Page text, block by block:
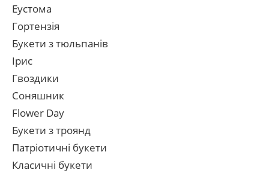
Еустома
Гортензія
Букети з тюльпанів
Ірис
Гвоздики
Соняшник
Flower Day
Букети з троянд
Патріотичні букети
Класичні букети